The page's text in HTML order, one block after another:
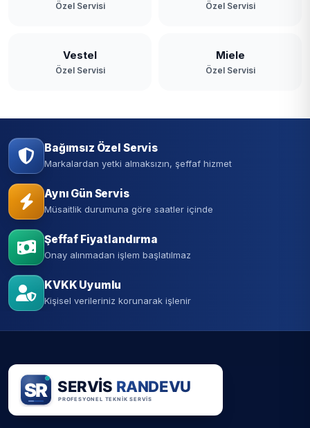
Özel Servisi Özel Servisi
Vestel
Özel Servisi
Miele
Özel Servisi
Bağımsız Özel Servis
Markalardan yetki almaksızın, şeffaf hizmet
Aynı Gün Servis
Müsaitlik durumuna göre saatler içinde
Şeffaf Fiyatlandırma
Onay alınmadan işlem başlatılmaz
KVKK Uyumlu
Kişisel verileriniz korunarak işlenir